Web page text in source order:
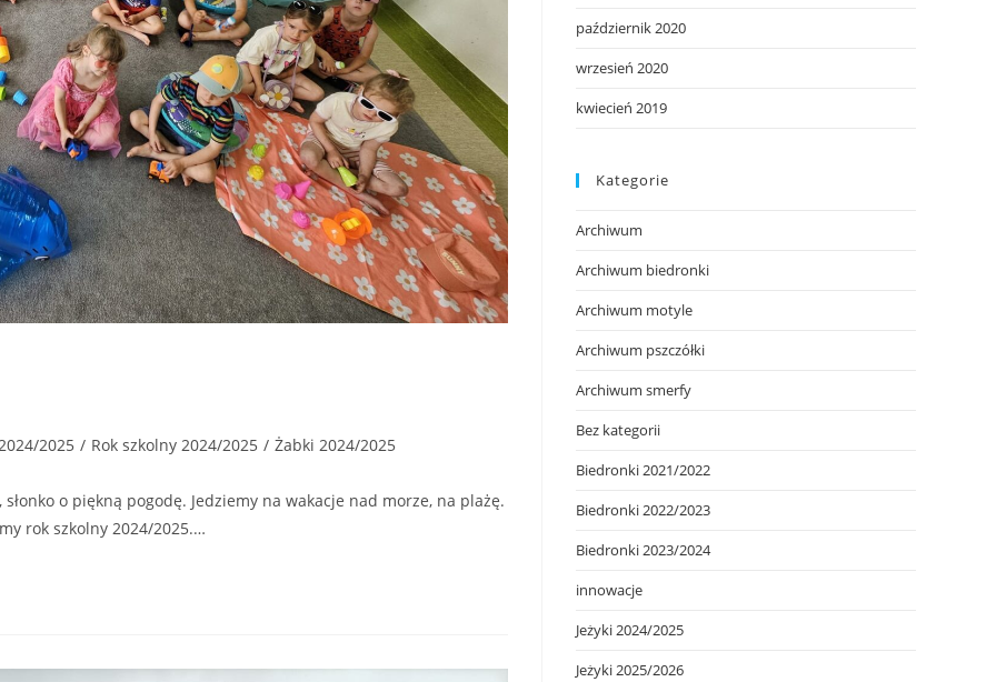
2025 / Rok szkolny 2024/2025 / Żabki 2024/2025
o piękną pogodę. Jedziemy na wakacje nad morze, na plażę.
rok szkolny 2024/2025.…
październik 2020
wrzesień 2020
kwiecień 2019
Kategorie
Archiwum
Archiwum biedronki
Archiwum motyle
Archiwum pszczółki
Archiwum smerfy
Bez kategorii
Biedronki 2021/2022
Biedronki 2022/2023
Biedronki 2023/2024
innowacje
Jeżyki 2024/2025
Jeżyki 2025/2026